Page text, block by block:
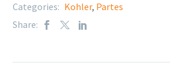
Categories: Kohler, Partes
Share: